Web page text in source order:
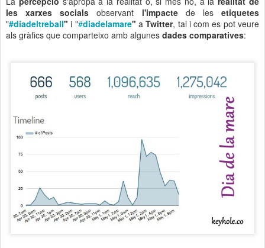
les xarxes socials observant l'impacte de lesetiquetes
"#diadeltreball" i "#diadelamare" aTwitter, tal i com es pot veure
als gràfics que comparteixo amb algunes dades comparatives: